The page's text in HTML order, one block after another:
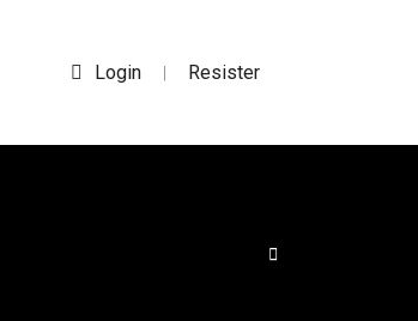
Login | Resister